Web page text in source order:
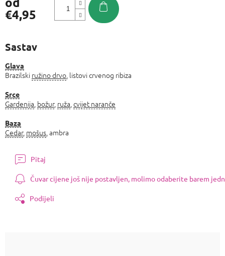
€4,95
Sastav
Glava
Brazilski ružino drvo , listovi crvenog ribiza
Srce
Gardenija božur, ruža cvijet naranče
Baza
Cedar, mošus , ambra
Pitaj
Čuvar cijene još nije postavljen, molimo odaberite barem
Podijeli